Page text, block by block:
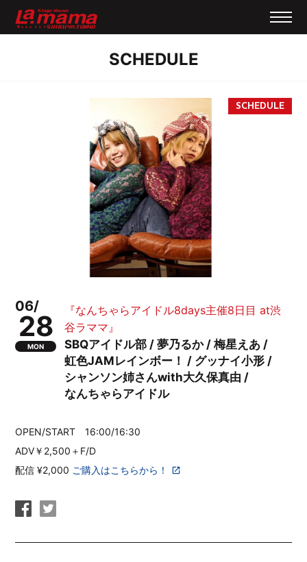
SCHEDULE
06/
28
MON
『なんちゃらアイドル8days主催8日目 at渋
谷ラママ』
SBQアイドル部 / 夢乃るか / 梅星えあ /
虹色JAMレインボー！ / グッナイ小形 /
シャンソン姉さんwith大久保真由 /
なんちゃらアイドル
OPEN/START 16:00/16:30
ADV￥2,500＋F/D
配信 ¥2,000 ご購入はこちらから！